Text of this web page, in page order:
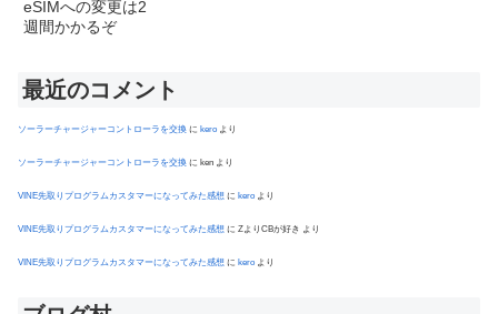
最近のコメント
ソーラーチャージャーコントローラを交換 に kero より
ソーラーチャージャーコントローラを交換 に ken より
VINE先取りプログラムカスタマーになってみた感想 に kero より
VINE先取りプログラムカスタマーになってみた感想 に ZよりCBが好き より
VINE先取りプログラムカスタマーになってみた感想 に kero より